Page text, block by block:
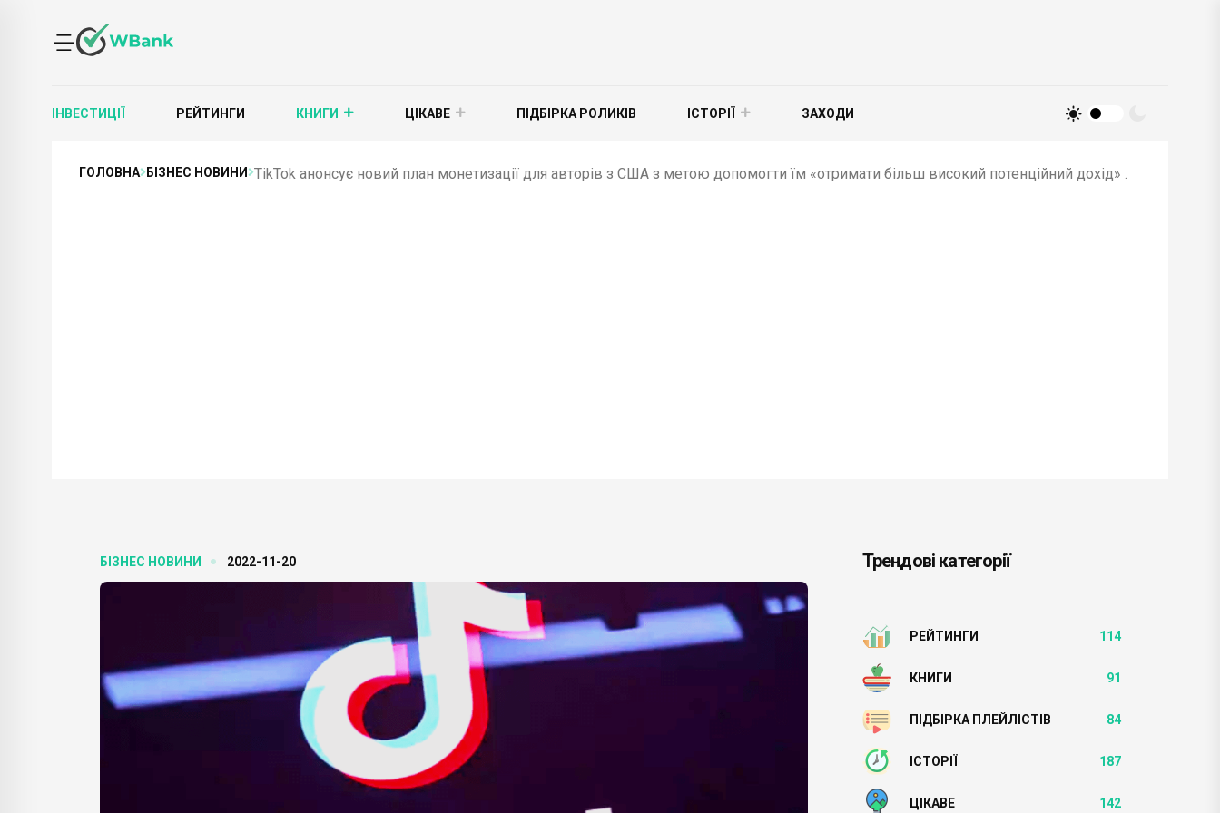
ІНВЕСТИЦІЇ РЕЙТИНГИ КНИГИ ЦІКАВЕ ПІДБІРКА РОЛИКІВ ІСТОРІЇ ЗАХОДИ
ГОЛОВНА БІЗНЕС НОВИНИ TikTok анонсує новий план монетизації для авторів з США з метою допомогти їм «отримати більш високий потенційний дохід» .
БІЗНЕС НОВИНИ 2022-11-20 Трендові категорії
РЕЙТИНГИ 114
КНИГИ 91
ПІДБІРКА ПЛЕЙЛІСТІВ 84
ІСТОРІЇ 187
ЦІКАВЕ 142